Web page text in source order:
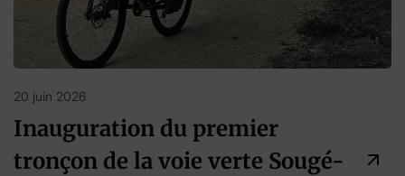
20 juin 2026
Inauguration du premier
tronçon de la voie verte Sougé-